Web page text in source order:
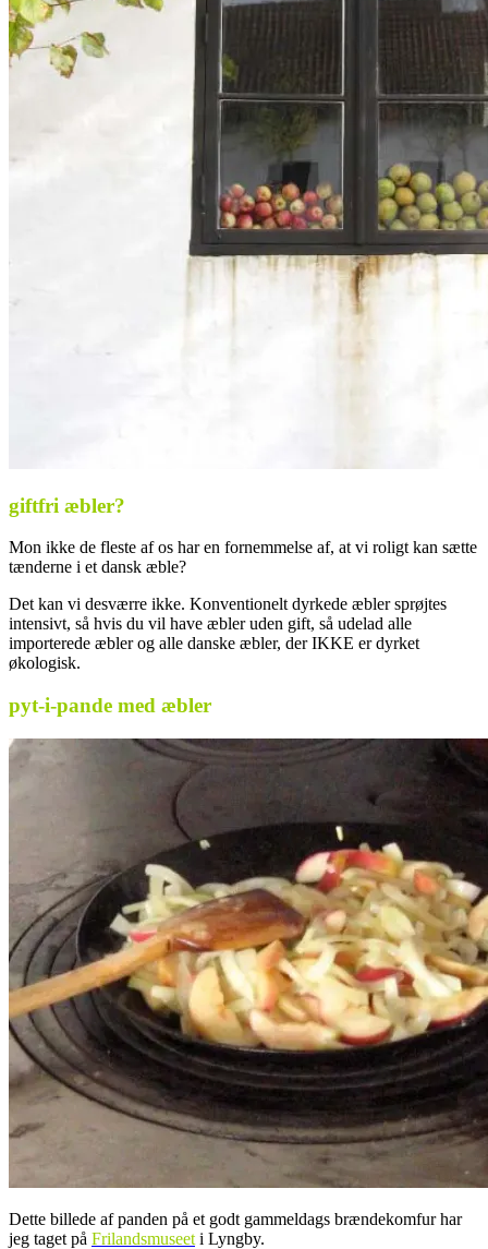
giftfri æbler?
Mon ikke de fleste af os har en fornemmelse af, at vi roligt kan sætte
tænderne i et dansk æble?
Det kan vi desværre ikke. Konventionelt dyrkede æbler sprøjtes
intensivt, så hvis du vil have æbler uden gift, så udelad alle
importerede æbler og alle danske æbler, der IKKE er dyrket
økologisk.
pyt-i-pande med æbler
Dette billede af panden på et godt gammeldags brændekomfur har
jeg taget på Frilandsmuseet i Lyngby.